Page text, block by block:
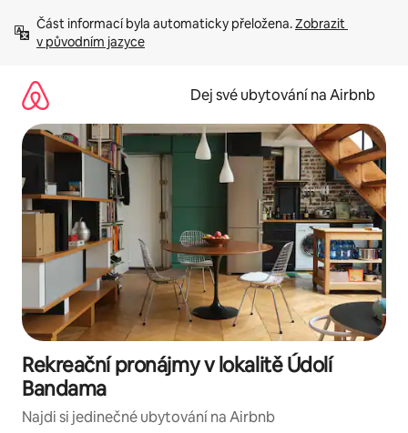
obsah
Část informací byla automaticky přeložena. Zobrazit
v původním jazyce
Dej své ubytování na Airbnb
Rekreační pronájmy v lokalitě Údolí
Bandama
Najdi si jedinečné ubytování na Airbnb